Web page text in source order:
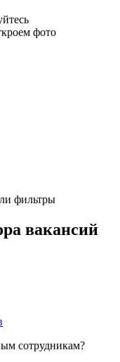
фото
фильтры
вакансий
сотрудникам?